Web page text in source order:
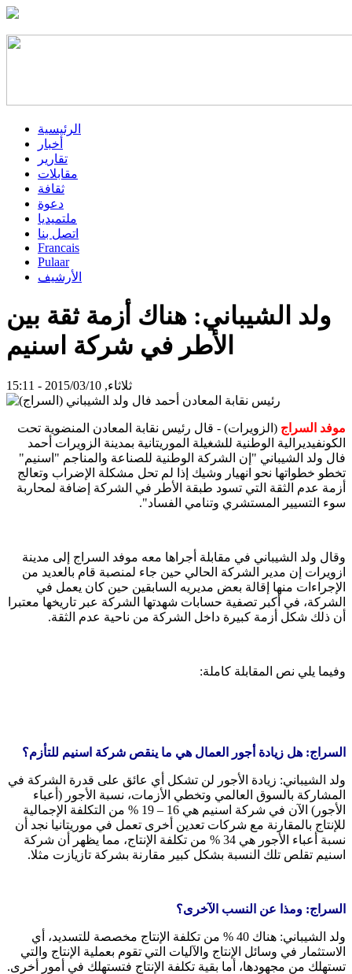
الرئيسية
أخبار
تقارير
مقابلات
ثقافة
دعوة
ملتميديا
اتصل بنا
Francais
Pulaar
الأرشيف
ولد الشيباني: هناك أزمة ثقة بين
الأطر في شركة اسنيم
ثلاثاء, 2015/03/10 - 15:11
موفد السراج (الزويرات) - قال رئيس نقابة المعادن المنضوية تحت
الكونفيديرالية الوطنية للشغيلة الموريتانية بمدينة الزويرات أحمد
فال ولد الشيباني "إن الشركة الوطنية للصناعة والمناجم "اسنيم"
تخطو خطواتها نحو انهيار وشيك إذا لم تحل مشكلة الإضراب وتعالج
أزمة عدم الثقة التي تسود طبقة الأطر في الشركة إضافة لمحاربة
سوء التسيير المستشري وتنامي الفساد".
وقال ولد الشيباني في مقابلة أجراها معه موفد السراج إلى مدينة
ازويرات إن مدير الشركة الحالي حين جاء لمنصبة قام بالعديد من
الإجراءات منها إقالة بعض مديريه السابقين حين كان يعمل في
الشركة، في أكبر تصفية حسابات شهدتها الشركة عبر تاريخها معتبرا
أن ذلك شكل أزمة كبيرة داخل الشركة من ناحية عدم الثقة.
وفيما يلي نص المقابلة كاملة:
السراج: هل زيادة أجور العمال هي ما ينقص شركة اسنيم للتأزم؟
ولد الشيباني: زيادة الأجور لن تشكل أي عائق على قدرة الشركة في
المشاركة بالسوق العالمي وتخطي الأزمات، نسبة الأجور (أعباء
الأجور) الآن في شركة اسنيم هي 16 – 19 % من التكلفة الإجمالية
للإنتاج بالمقارنة مع شركات تعدين أخرى تعمل في موريتانيا نجد أن
نسبة أعباء الأجور هي 34 % من تكلفة الإنتاج، مما يظهر أن شركة
اسنيم تقلص تلك النسبة بشكل كبير مقارنة بشركة تازيازت مثلا.
السراج: ومذا عن النسب الآخرى؟
ولد الشيباني: هناك 40 % من تكلفة الإنتاج مخصصة للتسديد، أي
الاستثمار في وسائل الإنتاج والآليات التي تقوم بعملية الإنتاج والتي
تستهلك من مجهودها، أما بقية تكلفة الإنتاج فتستهلك في أمور أخرى.